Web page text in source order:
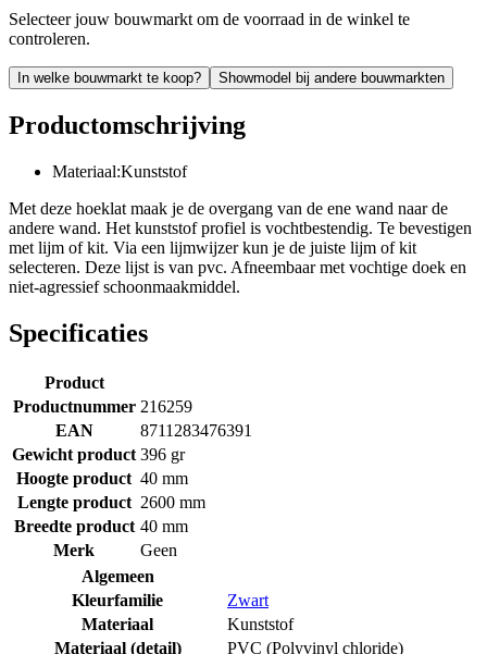
Selecteer jouw bouwmarkt om de voorraad in de winkel te
controleren.
In welke bouwmarkt te koop? Showmodel bij andere bouwmarkten
Productomschrijving
Materiaal:Kunststof
Met deze hoeklat maak je de overgang van de ene wand naar de
andere wand. Het kunststof profiel is vochtbestendig. Te bevestigen
met lijm of kit. Via een lijmwijzer kun je de juiste lijm of kit
selecteren. Deze lijst is van pvc. Afneembaar met vochtige doek en
niet-agressief schoonmaakmiddel.
Specificaties
Product
Productnummer 216259
EAN
8711283476391
Gewicht product 396 gr
Hoogte product 40 mm
Lengte product 2600 mm
Breedte product 40 mm
Merk
Geen
Algemeen
Kleurfamilie
Zwart
Materiaal
Kunststof
Materiaal (detail)
PVC (Polyvinyl chloride)